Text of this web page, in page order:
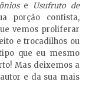
e
Usufruto de
porção contista,
vemos proliferar
e trocadilhos ou
que eu mesmo
Mas deixemos a
e da sua mais